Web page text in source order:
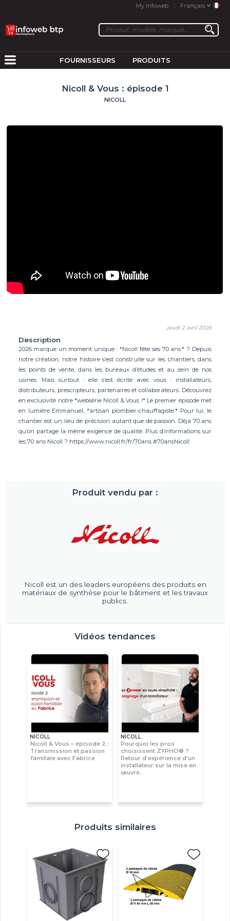
My Infoweb Français
FOURNISSEURS PRODUITS
Nicoll & Vous : épisode 1
NICOLL
jeudi 2 avril 2026
Description
2026 marque un moment unique : *Nicoll fête ses 70 ans.* ? Depuis
notre création, notre histoire s’est construite sur les chantiers, dans
les points de vente, dans les bureaux d’études et au sein de nos
usines. Mais surtout : elle s’est écrite avec vous : installateurs,
distributeurs, prescripteurs, partenaires et collaborateurs. Découvrez
en exclusivité notre *websérie Nicoll & Vous !* Le premier épisode met
en lumière Emmanuel, *artisan plombier-chauffagiste.* Pour lui, le
chantier est un lieu de précision autant que de passion. Déjà 70 ans
qu’on partage la même exigence de qualité. Plus d’informations sur
les 70 ans Nicoll ? https://www.nicoll.fr/fr/70ans #70ansNicoll
Produit vendu par :
Nicoll est un des leaders européens des produits en
matériaux de synthèse pour le bâtiment et les travaux
publics.
Vidéos tendances
NICOLL
Nicoll & Vous – épisode 2 :
Transmission et passion
familiale avec Fabrice
NICOLL
Pourquoi les pros
choisissent ZYPHO® ?
Retour d’expérience d'un
installateur sur la mise en
œuvre.
Produits similaires